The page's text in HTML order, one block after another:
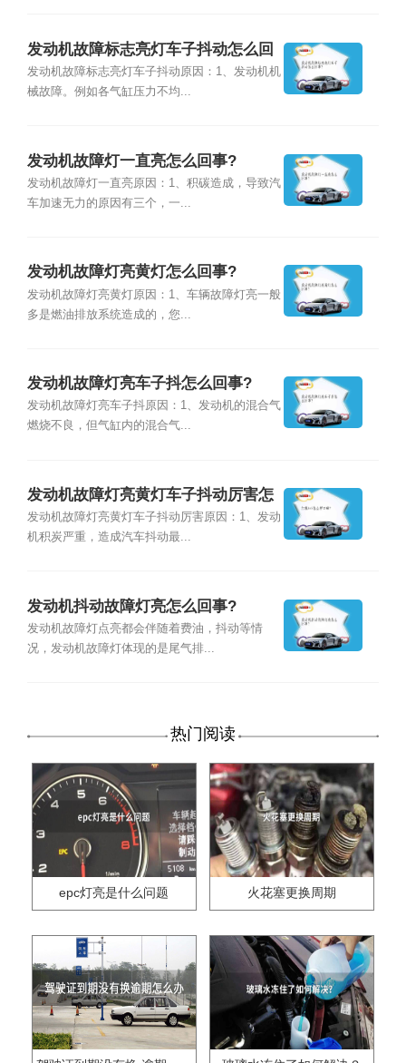
发动机故障标志亮灯车子抖动怎么回
事?
发动机故障标志亮灯车子抖动原因：1、发动机机
械故障。例如各气缸压力不均...
发动机故障灯一直亮怎么回事?
发动机故障灯一直亮原因：1、积碳造成，导致汽
车加速无力的原因有三个，一...
发动机故障灯亮黄灯怎么回事?
发动机故障灯亮黄灯原因：1、车辆故障灯亮一般
多是燃油排放系统造成的，您...
发动机故障灯亮车子抖怎么回事?
发动机故障灯亮车子抖原因：1、发动机的混合气
燃烧不良，但气缸内的混合气...
发动机故障灯亮黄灯车子抖动厉害怎
么回事?
发动机故障灯亮黄灯车子抖动厉害原因：1、发动
机积炭严重，造成汽车抖动最...
发动机抖动故障灯亮怎么回事?
发动机故障灯点亮都会伴随着费油，抖动等情
况，发动机故障灯体现的是尾气排...
热门阅读
epc灯亮是什么问题 火花塞更换周期